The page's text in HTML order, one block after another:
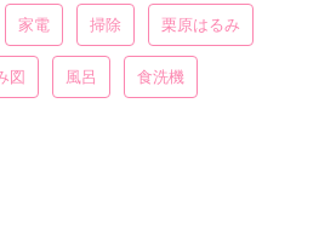
家電 掃除 栗原はるみ
図 風呂 食洗機